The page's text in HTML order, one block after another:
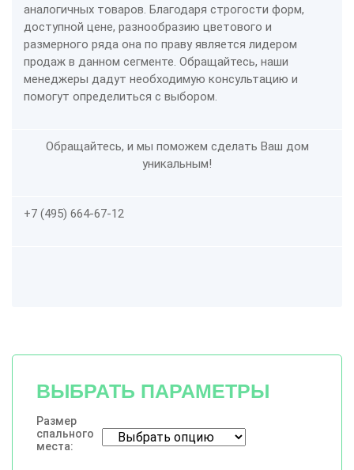
аналогичных товаров. Благодаря строгости форм,
доступной цене, разнообразию цветового и
размерного ряда она по праву является лидером
продаж в данном сегменте. Обращайтесь, наши
менеджеры дадут необходимую консультацию и
помогут определиться с выбором.
Обращайтесь, и мы поможем сделать Ваш дом
уникальным!
+7 (495) 664-67-12
ВЫБРАТЬ ПАРАМЕТРЫ
Размер
спального
места: